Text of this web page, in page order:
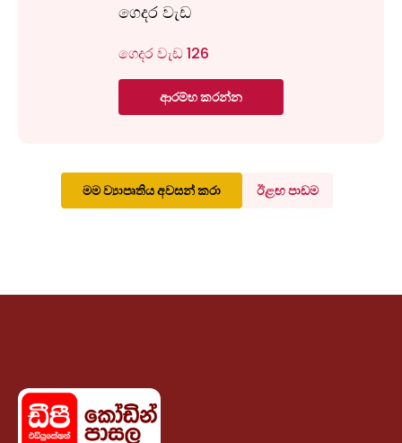
ගෙදර වැඩ
ගෙදර වැඩ 126
ආරම්භ කරන්න
මම ව්‍යාපෘතිය අවසන් කරා ඊළඟ පාඩම